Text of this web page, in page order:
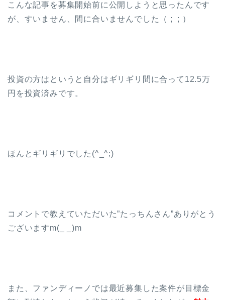
こんな記事を募集開始前に公開しようと思ったんです
が、すいません、間に合いませんでした（ ; ; ）
投資の方はというと自分はギリギリ間に合って12.5万
円を投資済みです。
ほんとギリギリでした(^_^;)
コメントで教えていただいた”たっちんさん”ありがとう
ございますm(_ _)m
また、ファンディーノでは最近募集した案件が目標金